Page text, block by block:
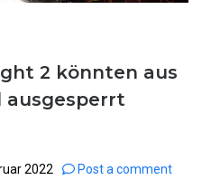
2 könnten aus
ausgesperrt
2022 Post a comment